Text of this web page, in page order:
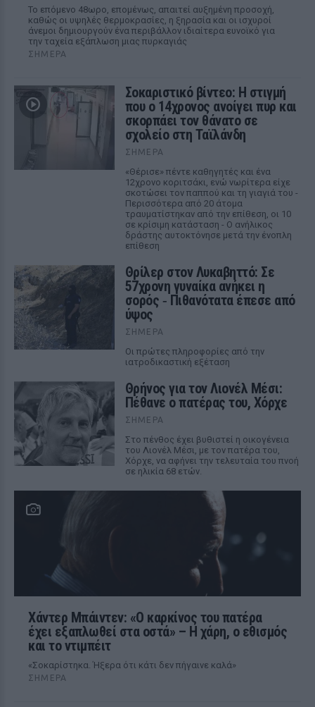
Το επόμενο 48ωρο, επομένως, απαιτεί αυξημένη προσοχή,
καθώς οι υψηλές θερμοκρασίες, η ξηρασία και οι ισχυροί
άνεμοι δημιουργούν ένα περιβάλλον ιδιαίτερα ευνοϊκό για
την ταχεία εξάπλωση μιας πυρκαγιάς
ΣΉΜΕΡΑ
Σοκαριστικό βίντεο: Η στιγμή
που ο 14χρονος ανοίγει πυρ και
σκορπάει τον θάνατο σε
σχολείο στη Ταϊλάνδη
ΣΉΜΕΡΑ
«Θέρισε» πέντε καθηγητές και ένα
12χρονο κοριτσάκι, ενώ νωρίτερα είχε
σκοτώσει τον παππού και τη γιαγιά του -
Περισσότερα από 20 άτομα
τραυματίστηκαν από την επίθεση, οι 10
σε κρίσιμη κατάσταση - Ο ανήλικος
δράστης αυτοκτόνησε μετά την ένοπλη
επίθεση
Θρίλερ στον Λυκαβηττό: Σε
57χρονη γυναίκα ανήκει η
σορός ‑ Πιθανότατα έπεσε από
ύψος
ΣΉΜΕΡΑ
Οι πρώτες πληροφορίες από την
ιατροδικαστική εξέταση
Θρήνος για τον Λιονέλ Μέσι:
Πέθανε ο πατέρας του, Χόρχε
ΣΉΜΕΡΑ
Στο πένθος έχει βυθιστεί η οικογένεια
του Λιονέλ Μέσι, με τον πατέρα του,
Χόρχε, να αφήνει την τελευταία του πνοή
σε ηλικία 68 ετών.
Χάντερ Μπάιντεν: «Ο καρκίνος του πατέρα
έχει εξαπλωθεί στα οστά» – Η χάρη, ο εθισμός
και το ντιμπέιτ
«Σοκαρίστηκα. Ήξερα ότι κάτι δεν πήγαινε καλά»
ΣΉΜΕΡΑ